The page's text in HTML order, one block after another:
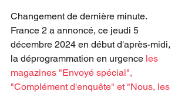
Changement de dernière minute.
France 2 a annoncé, ce jeudi 5
décembre 2024 en début d'après-midi,
la déprogrammation en urgence les
magazines "Envoyé spécial",
"Complément d'enquête" et "Nous, les